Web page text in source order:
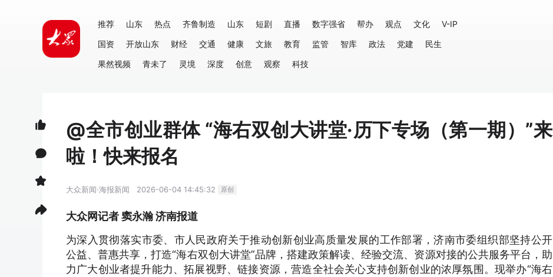
推荐 山东 热点 齐鲁制造 山东 短剧 直播 数字强省 帮办 观点 文化
V-IP
国资
开放山东 财经 交通 健康 文旅 教育 监管 智库 政法 党建
民生
果然视频
青未了 灵境 深度 创意 观察 科技
@全市创业群体 “海右双创大讲堂·历下专场（第一期）”来
啦！快来报名
大众新闻·海报新闻 2026-06-04 14:45:32 原创
大众网记者 窦永瀚 济南报道
为深入贯彻落实市委、市人民政府关于推动创新创业高质量发展的工作部署，济南市委组织部坚持公开
公益、普惠共享，打造“海右双创大讲堂”品牌，搭建政策解读、经验交流、资源对接的公共服务平台，助
力广大创业者提升能力、拓展视野、链接资源，营造全社会关心支持创新创业的浓厚氛围。现举办“海右